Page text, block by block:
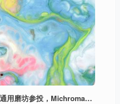
天然色素商业化加速！通用磨坊参投，Michroma获640万美元融资